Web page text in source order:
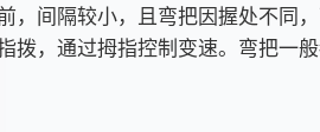
，间隔较小，且弯把因握处不同
拨，通过拇指控制变速。弯把一